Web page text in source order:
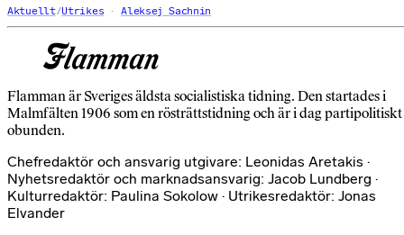
Aktuellt/Utrikes Aleksej Sachnin
Flamman är Sveriges äldsta socialistiska tidning. Den startades i
Malmfälten 1906 som en rösträttstidning och är i dag partipolitiskt
obunden.
Chefredaktör och ansvarig utgivare: Leonidas Aretakis ·
Nyhetsredaktör och marknadsansvarig: Jacob Lundberg ·
Kulturredaktör: Paulina Sokolow · Utrikesredaktör: Jonas
Elvander